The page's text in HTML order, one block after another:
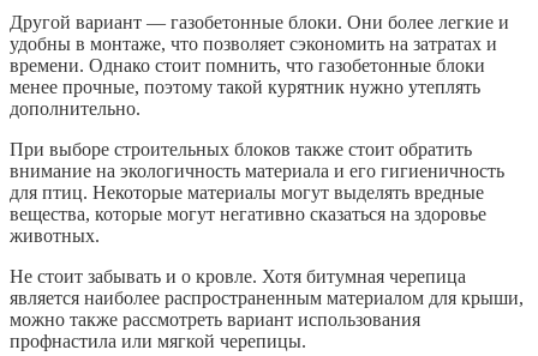
Другой вариант — газобетонные блоки. Они более легкие и
удобны в монтаже, что позволяет сэкономить на затратах и
времени. Однако стоит помнить, что газобетонные блоки
менее прочные, поэтому такой курятник нужно утеплять
дополнительно.
При выборе строительных блоков также стоит обратить
внимание на экологичность материала и его гигиеничность
для птиц. Некоторые материалы могут выделять вредные
вещества, которые могут негативно сказаться на здоровье
животных.
Не стоит забывать и о кровле. Хотя битумная черепица
является наиболее распространенным материалом для крыши,
можно также рассмотреть вариант использования
профнастила или мягкой черепицы.